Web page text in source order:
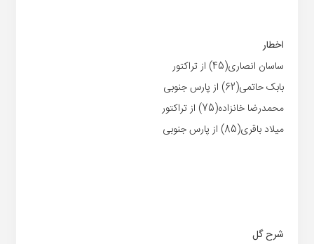
اخطار
ساسان انصاری(45) از تراکتور
بابک حاتمی(62) از پارس جنوبی
محمدرضا خانزاده(75) از تراکتور
میلاد باقری(85) از پارس جنوبی
شرح گل